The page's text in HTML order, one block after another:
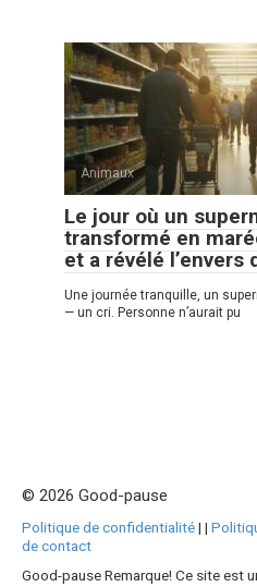
Animaux
Le jour où un
transformé en
et a révélé l’envers
Une journée tranquille, un
— un cri. Personne n’aurait pu
© 2026 Good-pause
Politique de confidentialité| |
de contact
Good-pause Remarque! Ce site est